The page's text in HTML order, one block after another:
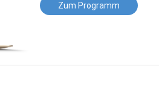
Zum Programm